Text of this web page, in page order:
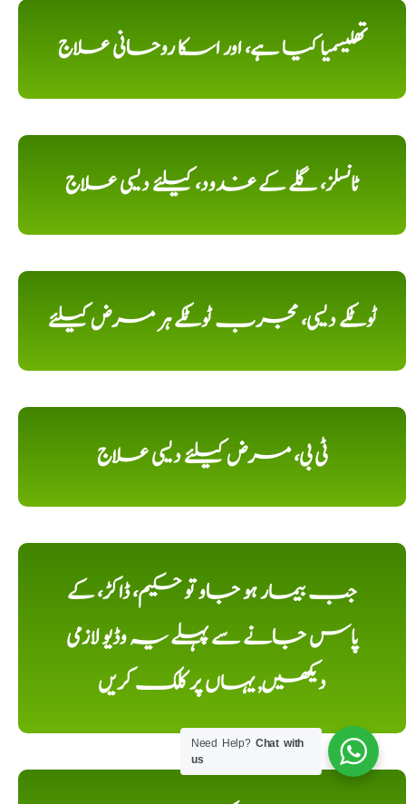
تھلیسمیا کیا ہے، اور اسکا روحانی علاج
ٹانسلز، گلے کے غدود، کیلئے دیسی علاج
ٹوٹکے دیسی، مجرب ٹوٹکے ہر مرض کیلئے
ٹی بی، مرض کیلئے دیسی علاج
جب بیمار ہو جاو تو حکیم، ڈاکڑ، کے
پاس جانے سے پہلے یہ وڈیو لازمی
دیکھیں, یہاں پر کلک کریں
Need Help?Chat with
us